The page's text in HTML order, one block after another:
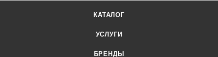
КАТАЛОГ
УСЛУГИ
БРЕНДЫ